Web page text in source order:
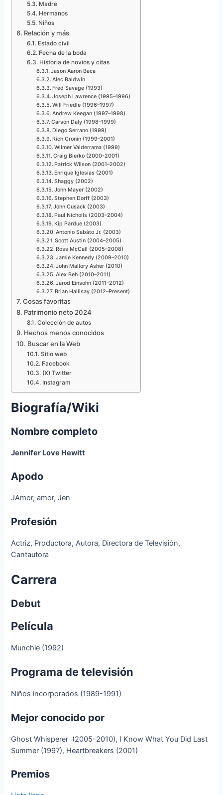
Madre
Hermanos
Niños
Relación y más
Estado civil
Fecha de la boda
Historia de novios y citas
Jason Aaron Baca
Alec Baldwin
Fred Savage (1993)
Joseph Lawrence (1995–1996)
Will Friedle (1996–1997)
Andrew Keegan (1997–1998)
Carson Daly (1998–1999)
Diego Serrano (1999)
Rich Cronin (1999–2001)
Wilmer Valderrama (1999)
Craig Bierko (2000-2001)
Patrick Wilson (2001–2002)
Enrique Iglesias (2001)
Shaggy (2002)
John Mayer (2002)
Stephen Dorff (2003)
John Cusack (2003)
Paul Nicholls (2003–2004)
Kip Pardue (2003)
Antonio Sabàto Jr. (2003)
Scott Austin (2004–2005)
Ross McCall (2005–2008)
Jamie Kennedy (2009–2010)
John Mallory Asher (2010)
Alex Beh (2010–2011)
Jarod Einsohn (2011–2012)
Brian Hallisay (2012–Present)
Cosas favoritas
Patrimonio neto 2024
Colección de autos
Hechos menos conocidos
Buscar en la Web
Sitio web
Facebook
(X) Twitter
Instagram
Biografía/Wiki
Nombre completo
Jennifer Love Hewitt
Apodo
JAmor, amor, Jen
Profesión
Actriz, Productora, Autora, Directora de Televisión,
Cantautora
Carrera
Debut
Película
Munchie (1992)
Programa de televisión
Niños incorporados (1989-1991)
Mejor conocido por
Ghost Whisperer (2005-2010), I Know What You Did Last
Summer (1997), Heartbreakers (2001)
Premios